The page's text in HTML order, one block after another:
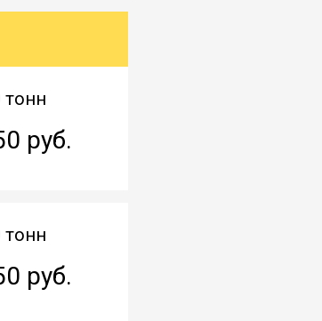
тонн
руб.
тонн
руб.